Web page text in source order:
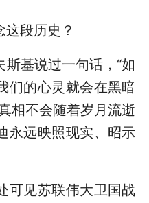
段历史？
基说过一句话，“如
们的心灵就会在黑暗
相不会随着岁月流逝
永远映照现实、昭示
可见苏联伟大卫国战